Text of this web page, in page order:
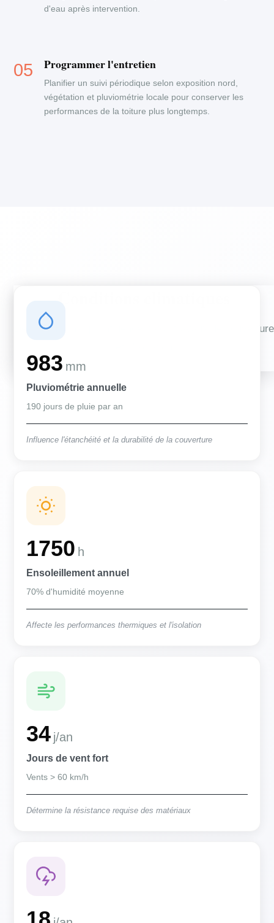
d'eau après intervention.
Programmer l'entretien
Planifier un suivi périodique selon exposition nord,
végétation et pluviométrie locale pour conserver les
performances de la toiture plus longtemps.
Des conditions qui influencent vos travaux de couverture
983 mm
Pluviométrie annuelle
190 jours de pluie par an
Influence l'étanchéité et la durabilité de la couverture
1750 h
Ensoleillement annuel
70% d'humidité moyenne
Affecte les performances thermiques et l'isolation
34 j/an
Jours de vent fort
Vents > 60 km/h
Détermine la résistance requise des matériaux